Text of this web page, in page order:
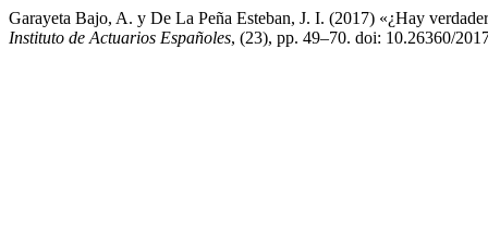
Garayeta Bajo, A. y De La Peña Esteban, J. I. (2017) «¿Hay
Instituto de Actuarios Españoles, (23), pp. 49–70. doi: 10.26360/